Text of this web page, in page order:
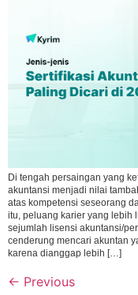
Di tengah persaingan yang
akuntansi menjadi nilai
atas kompetensi seseorang
itu, peluang karier yang lebih
sejumlah lisensi akuntansi/
cenderung mencari akuntan
karena dianggap lebih […]
← Previous